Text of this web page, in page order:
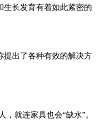
生长发育有着如此紧密的
出了各种有效的解决方
就连家具也会“缺水”。